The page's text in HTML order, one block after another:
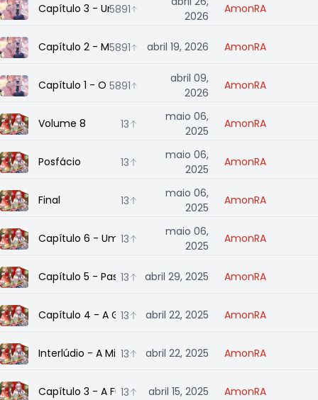
Capítulo 3 - Um Enigma Chamado Amor
5891
2026
AmonRA
Capítulo 2 - Mãe e Filha
5891 abril 19, 2026 AmonRA
Capítulo 1 - O Passeio Aéreo da Princesa Reencarnada
5891
abril 09,
2026
AmonRA
Volume 8 13
maio 06,
2025
AmonRA
Posfácio 13
maio 06,
2025
AmonRA
Final 13
maio 06,
2025
AmonRA
Capítulo 6 - Uma Visão para o Futuro
13
maio 06,
2025
AmonRA
Capítulo 5 - Passando o Julgamento
13 abril 29, 2025 AmonRA
Capítulo 4 - A Governante Ideal
13 abril 22, 2025 AmonRA
Interlúdio - A Missão da Lainie
13 abril 22, 2025 AmonRA
Capítulo 3 - A Fúria de uma Matadora de Dragões
13 abril 15, 2025 AmonRA